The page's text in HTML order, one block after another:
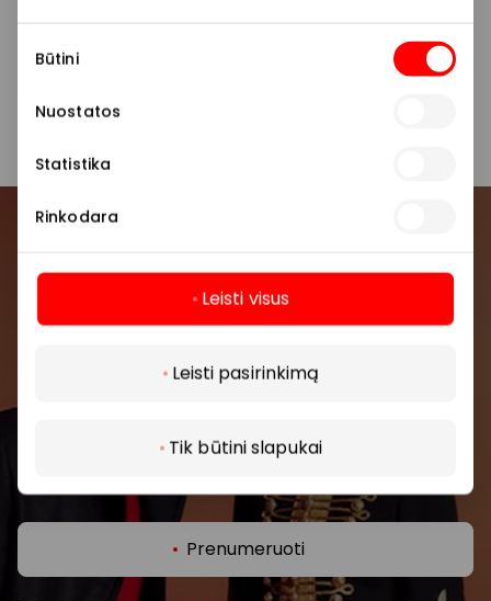
pasirinkimas
Būtini
Nuostatos
Statistika
Rinkodara
Leisti visus
Leisti pasirinkimą
Tik būtini slapukai
klausimais, susijusiais su konkrečiomis
nuolaidomis bei vykstančiomis akcijomis,
parduotuvę ar paslaugų teikimo vietą.
bendruomenės
Pirmieji sužinokite apie geriausius pasiūlymus,
prekybos centro.
Prenumeruoti
Daugiau